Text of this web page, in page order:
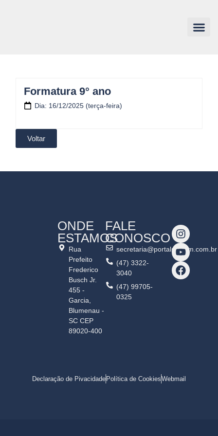
Formatura 9° ano
Dia: 16/12/2025 (terça-feira)
Voltar
ONDE
ESTAMOS
Rua
Prefeito
Frederico
Busch Jr.
455 -
Garcia,
Blumenau -
SC CEP
89020-400
FALE
CONOSCO
secretaria@portalshalom.com.br
(47) 3322-
3040
(47) 99705-
0325
Declaração de Pivacidade Política de CookiesWebmail